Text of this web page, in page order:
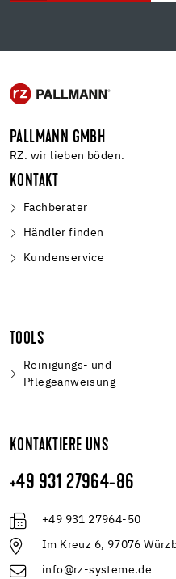
PALLMANN GMBH
RZ. wir lieben böden.
KONTAKT
Fachberater
Händler finden
Kundenservice
TOOLS
Reinigungs- und
Pflegeanweisung
KONTAKTIERE UNS
+49 931 27964-86
+49 931 27964-50
Im Kreuz 6, 97076
info@rz-systeme.de